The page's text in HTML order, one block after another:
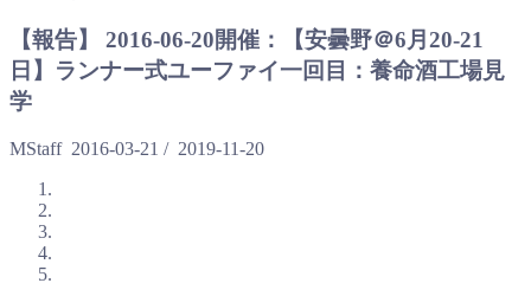
【報告】 2016-06-20開催：【安曇野＠6月20-21
日】ランナー式ユーファイ一回目：養命酒工場見
学
MStaff 2016-03-21 / 2019-11-20